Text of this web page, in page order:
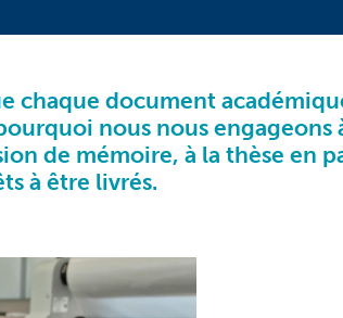
chaque document
nous nous engageons
de mémoire, à la thèse en
à être livrés.